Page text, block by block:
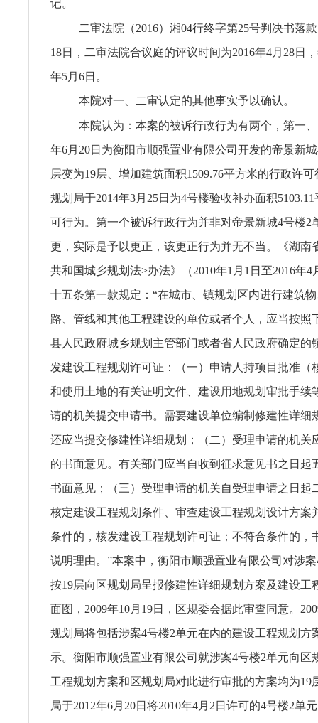
记。
二审法院（2016）湘04行终字第25号判决书落
18日，二审法院合议庭的评议时间为2016年4月28日
年5月6日。
本院对一、二审认定的其他事实予以确认。
本院认为：本案的被诉行政行为有两个，第一
年6月20日为衡阳市顺强置业有限公司开发的帝景新
层变为19层、增加建筑面积1509.76平方米的行政许
规划局于2014年3月25日为4号楼验收补办面积
可行为。第一个被诉行政行为并非对帝景新城4号楼2
更，实际是予以更正，该更正行为并无不当。《湖南
共和国城乡规划法>办法》（2010年1月1日至2016年4
十五条第一款规定：“在城市、镇规划区内进行建筑
路、管线和其他工程建设的单位或者个人，应当按照
县人民政府城乡规划主管部门或者省人民政府确定的
发建设工程规划许可证：（一）申请人持项目批准（
和使用土地的有关证明文件、建设用地规划审批手续
请的机关提交申请书。需要建设单位编制修建性详细
还应当提交修建性详细规划；（二）受理申请的机关
的书面意见。有关部门应当自收到征求意见书之日起
书面意见；（三）受理申请的机关自受理申请之日起
核定建设工程规划条件、审查建设工程规划设计方案
条件的，核发建设工程规划许可证；不符合条件的，
说明理由。”本案中，衡阳市顺强置业有限公司对涉
按19层向区规划局呈报修建性详细规划方案及建设工
面图，2009年10月19日，区规委会据此审查同意。
规划局将包括涉案4号楼2单元在内的建设工程规划方
示。衡阳市顺强置业有限公司就涉案4号楼2单元向区
工程规划方案和区规划局对此进行审批的方案均为19
局于2012年6月20日将2010年4月2日许可的4号楼2单